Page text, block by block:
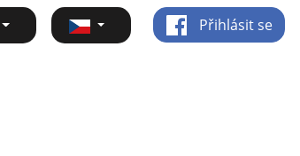
Přihlásit se